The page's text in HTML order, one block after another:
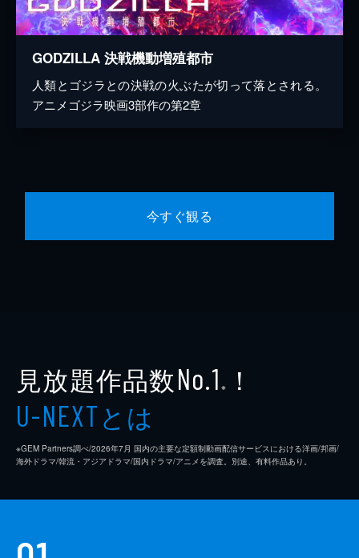
GODZILLA 決戦機動増殖都市
人類とゴジラとの決戦の火ぶたが切って落とされる。
アニメゴジラ映画3部作の第2章
今すぐ観る
見放題作品数No.1 ※ ！
U-NEXTとは
※GEM Partners調べ/2026年7⽉ 国内の主要な定額制動画配信サービスにおける洋画/邦画/
海外ドラマ/韓流・アジアドラマ/国内ドラマ/アニメを調査。別途、有料作品あり。